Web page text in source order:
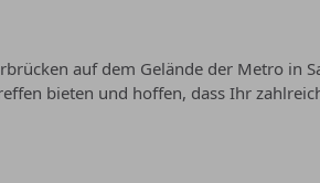
auf dem Gelände der Metro in
bieten und hoffen, dass Ihr